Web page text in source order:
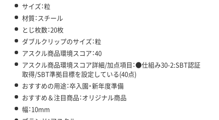
サイズ：粒
材質：スチール
とじ枚数：20枚
ダブルクリップのサイズ：粒
アスクル商品環境スコア：40
アスクル商品環境スコア詳細/加点項目：●仕組み30-2:SBT認証
取得/SBT準拠目標を設定している(40点)
おすすめの用途：卒入園・新年度準備
おすすめ＆注目商品：オリジナル商品
幅：10mm